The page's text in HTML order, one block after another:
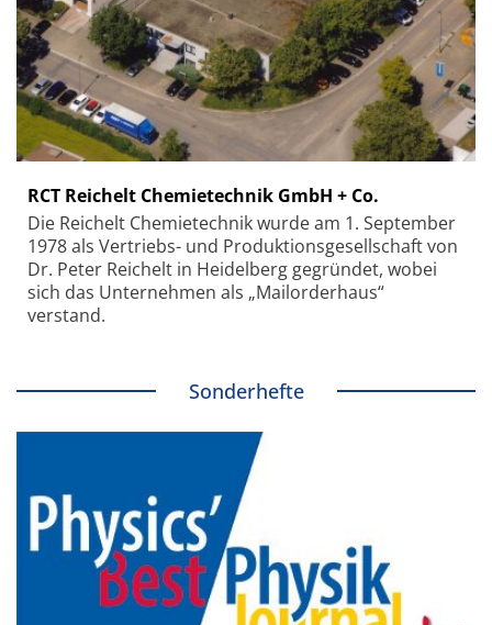
RCT Reichelt Chemietechnik GmbH + Co.
Die Reichelt Chemietechnik wurde am 1. September
1978 als Vertriebs- und Produktionsgesellschaft von
Dr. Peter Reichelt in Heidelberg gegründet, wobei
sich das Unternehmen als „Mailorderhaus“
verstand.
Sonderhefte